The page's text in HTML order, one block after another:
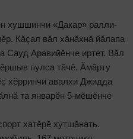
хушшинчи «Дакар» ралли-
Кăçал вăл хăнăхнă йăлапа
Сауд Аравийӗнче иртет. Вăл
пулса тăчӗ. Ăмăрту
хӗрринчи авалхи Джидда
та январӗн 5-мӗшӗнче
хатӗрӗ хутшăнать.